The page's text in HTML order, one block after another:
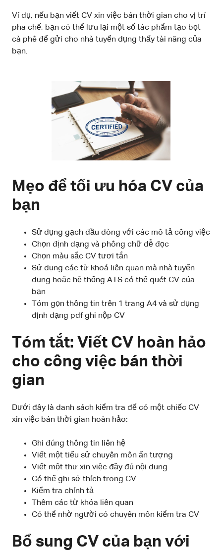
Ví dụ, nếu bạn viết CV xin việc bán thời gian cho vị trí
pha chế, bạn có thể lưu lại một số tác phẩm tạo bọt
cà phê để gửi cho nhà tuyển dụng thấy tài năng của
bạn.
Mẹo để tối ưu hóa CV của
bạn
Sử dụng gạch đầu dòng với các mô tả công việc
Chọn định dạng và phông chữ dễ đọc
Chọn màu sắc CV tươi tắn
Sử dụng các từ khoá liên quan mà nhà tuyển
dụng hoặc hệ thống ATS có thể quét CV của
bạn
Tóm gọn thông tin trên 1 trang A4 và sử dụng
định dạng pdf ghi nộp CV
Tóm tắt: Viết CV hoàn hảo
cho công việc bán thời
gian
Dưới đây là danh sách kiểm tra để có một chiếc CV
xin việc bán thời gian hoàn hảo:
Ghi đúng thông tin liên hệ
Viết một tiểu sử chuyên môn ấn tượng
Viết một thư xin việc đầy đủ nội dung
Có thể ghi sở thích trong CV
Kiểm tra chính tả
Thêm các từ khóa liên quan
Có thể nhờ người có chuyên môn kiểm tra CV
Bổ sung CV của bạn với